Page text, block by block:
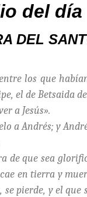
del día
DEL
los que
el de Betsaida
a Jesús».
a Andrés; y
de que sea
en tierra y
se pierde, y el